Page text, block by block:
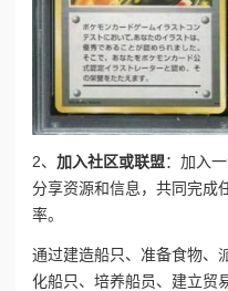
2、 加入社区或联盟：加入
分享资源和信息，共同完成
率。
通过建造船只、准备食物、
化船只、培养船员、建立贸